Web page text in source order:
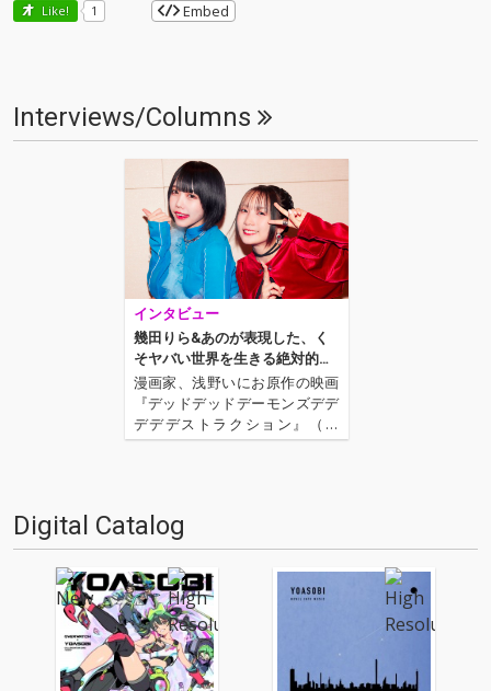
Like! 1 Embed
Interviews/Columns
インタビュー
幾田りら&あのが表現した、く
そヤバい世界を生きる絶対的な
ふたりの日常──映画『デデデ
デ』について語る!
漫画家、浅野いにお原作の映画
『デッドデッドデーモンズデデ
デデデストラクション』（通
称、『デデデデ』）が遂に公開
んたん”の姿を描いた物語。前章
が2024年3月22日、そし…
Digital Catalog